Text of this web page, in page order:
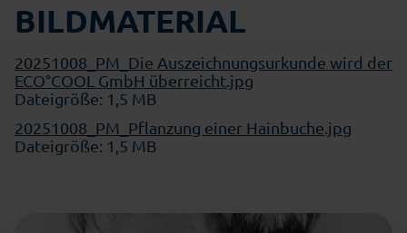
BILDMATERIAL
20251008_PM_Die Auszeichnungsurkunde wird der
ECO°COOL GmbH überreicht.jpg
Dateigröße: 1,5 MB
20251008_PM_Pflanzung einer Hainbuche.jpg
Dateigröße: 1,5 MB